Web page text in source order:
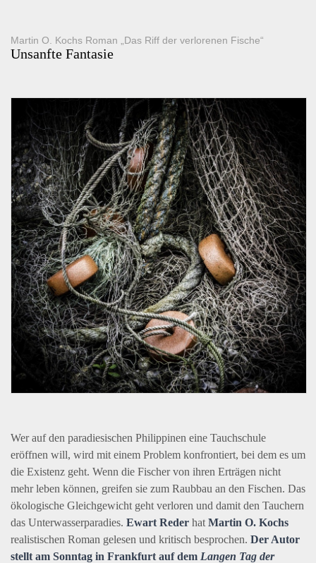
Martin O. Kochs Roman „Das Riff der verlorenen Fische“
Unsanfte Fantasie
Wer auf den paradiesischen Philippinen eine Tauchschule
eröffnen will, wird mit einem Problem konfrontiert, bei dem es um
die Existenz geht. Wenn die Fischer von ihren Erträgen nicht
mehr leben können, greifen sie zum Raubbau an den Fischen. Das
ökologische Gleichgewicht geht verloren und damit den Tauchern
das Unterwasserparadies. Ewart Reder hat Martin O. Kochs
realistischen Roman gelesen und kritisch besprochen. Der Autor
stellt am Sonntag in Frankfurt auf dem Langen Tag der